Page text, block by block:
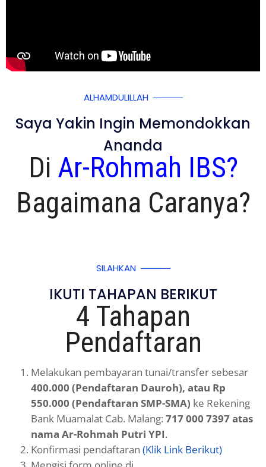
ALHAMDULILLAH
Saya Yakin Ingin Memondokkan
Ananda
Di Ar-Rohmah IBS?
Bagaimana Caranya?
SILAHKAN
IKUTI TAHAPAN BERIKUT
4 Tahapan
Pendaftaran
Melakukan pembayaran tunai/transfer sebesar
400.000 (Pendaftaran Dauroh), atau Rp
550.000 (Pendaftaran SMP-SMA) ke Rekening
Bank Muamalat Cab. Malang: 717 000 7397 atas
nama Ar-Rohmah Putri YPI.
Konfirmasi pendaftaran (Klik Link Berikut)